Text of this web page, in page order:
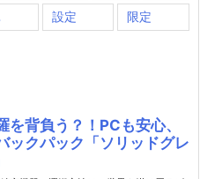
設定 限定